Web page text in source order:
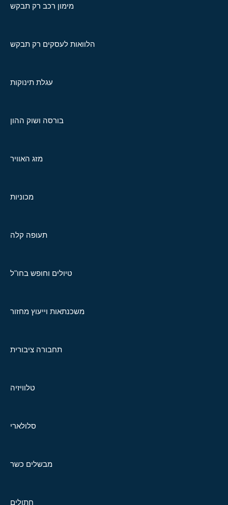
מימון רכב רק תבקש
הלוואות לעסקים רק תבקש
עגלת תינוקות
בורסה ושוק ההון
מזג האוויר
מכוניות
תעופה קלה
טיולים וחופש בחו"ל
משכנתאות וייעוץ מחזור
תחבורה ציבורית
טלוויזיה
סלולארי
מבשלים כשר
חתולים